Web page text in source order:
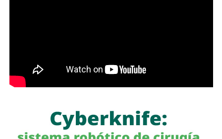
García Cázaresllamó a la ciudadanía a denunciar
cualquier conducta irregular y aclaró que el llamado no se
“apertura total” de la dependencia para recibir esas